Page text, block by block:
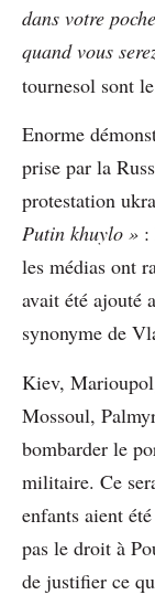
dans votre
quand vous
tournesol sont
Enorme
prise par la
protestation
Putin khuylo » :
les médias ont
avait été ajouté
synonyme de
Kiev,
Mossoul,
bombarder le
militaire. Ce
enfants aient
pas le droit à
de justifier ce